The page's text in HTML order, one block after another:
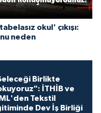
okul' çıkışı:
neden
Birlikte
İTHİB ve
Tekstil
Dev İş Birliği